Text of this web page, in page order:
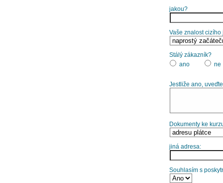
jakou?
Vaše znalost cizího
Stálý zákazník?
ano
ne
Jestliže ano,
Dokumenty ke
jiná adresa:
Souhlasím s